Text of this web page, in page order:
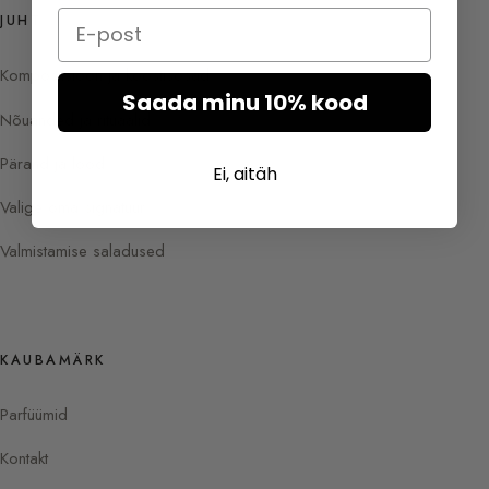
JUHT
Kompositsioon ja koostisosad
Nõuanded ja rituaalid
Pärand ja lood
Valige oma signatuur
Valmistamise saladused
KAUBAMÄRK
Parfüümid
Kontakt
Email
Saada minu 10% kood
Ei, aitäh